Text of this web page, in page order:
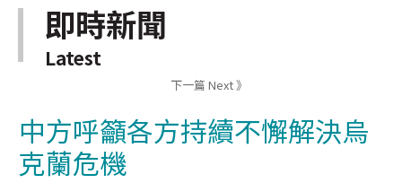
即時新聞
Latest
下一篇 Next 》
中方呼籲各方持續不懈解決烏
克蘭危機